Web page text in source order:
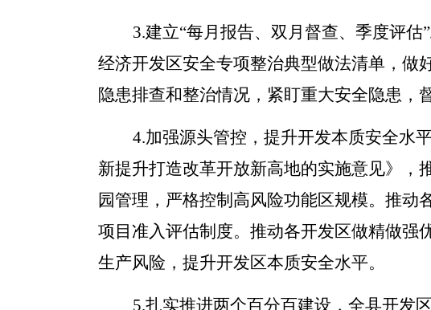
3.建立“每月报告、双月督查、季度评估”
经济开发区安全专项整治典型做法清单，做
隐患排查和整治情况，紧盯重大安全隐患，
4.加强源头管控，提升开发本质安全水
新提升打造改革开放新高地的实施意见》，
园管理，严格控制高风险功能区规模。推
项目准入评估制度。推动各开发区做精做强
生产风险，提升开发区本质安全水平。
5.扎实推进两个百分百建设，全县开发